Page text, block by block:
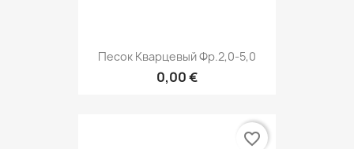
Песок Кварцевый Фр.2,0-5,0
0,00 €
favorite_border